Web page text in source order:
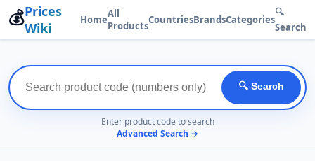
💰Prices
Wiki
HomeAll
ProductsCountriesBrandsCategories
🔍
Search
🔍 Search
Enter product code to search
Advanced Search →